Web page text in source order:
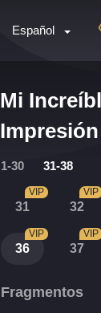
Español
Mi
1-30 31-38
31
VIP
32
VIP
36
VIP
37
VIP
Fragmentos